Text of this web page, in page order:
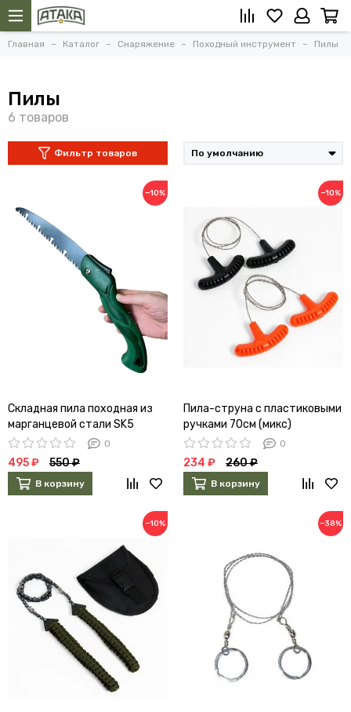
Главная Каталог Снаряжение Походный инструмент Пилы
Пилы
Фильтр товаров
−10%
Складная пила походная из
марганцевой стали SK5
0
495 ₽ 550 ₽
В корзину
−10%
Пила-струна с пластиковыми
ручками 70см (микс)
0
234 ₽ 260 ₽
В корзину
−10% −38%